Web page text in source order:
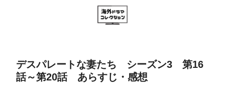
デスパレートな妻たち シーズン3 第16
話～第20話 あらすじ・感想